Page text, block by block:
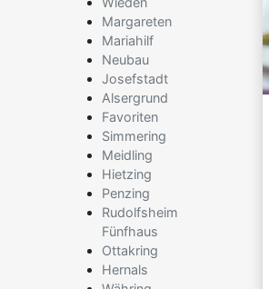
Margareten
Mariahilf
Neubau
Josefstadt
Alsergrund
Favoriten
Simmering
Meidling
Hietzing
Penzing
Rudolfsheim
Fünfhaus
Ottakring
Hernals